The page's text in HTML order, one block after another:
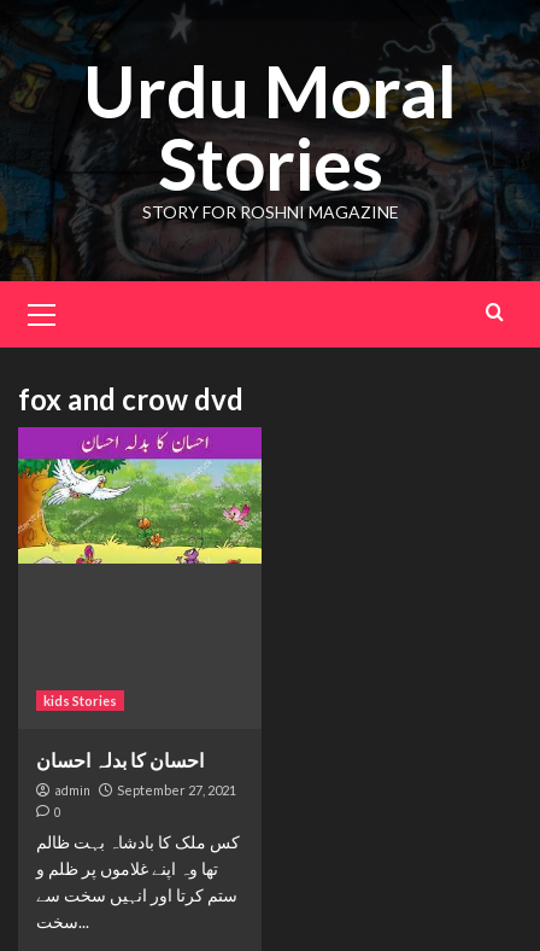
to
content
Urdu Moral
Stories
STORY FOR ROSHNI MAGAZINE
Menu
fox and crow dvd
kids Stories
احسان کا بدلہ احسان
admin September 27, 2021
0
کس ملک کا بادشاہ بہت ظالم
تھا وہ اپنے غلاموں پر ظلم و
ستم کرتا اور انہیں سخت سے
سخت...